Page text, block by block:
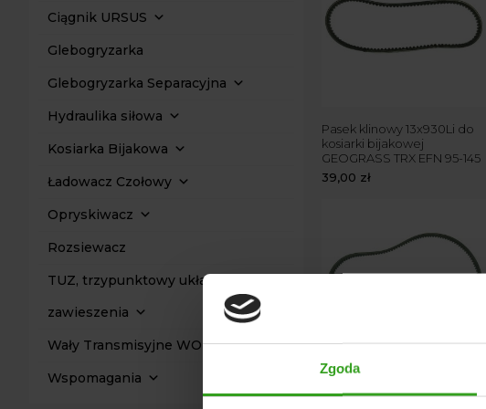
Zgoda
Ciągnik URSUS
Glebogryzarka
Glebogryzarka Separacyjna
Hydraulika siłowa
Kosiarka Bijakowa
Ładowacz Czołowy
Opryskiwacz
Rozsiewacz
TUZ, trzypunktowy układ
zawieszenia
Wały Transmisyjne WOM
Wspomagania
Pasek klinowy 13x930Li do
kosiarki bijakowej
GEOGRASS TRX EFN 95-145
39,00 zł
bijakowej BX1321Li